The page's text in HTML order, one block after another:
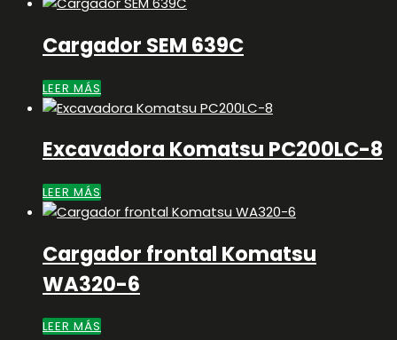
Cargador SEM 639C
LEER MÁS
Excavadora Komatsu PC200LC-8
LEER MÁS
Cargador frontal Komatsu
WA320-6
LEER MÁS